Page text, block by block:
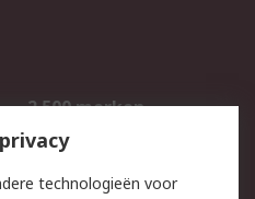
2.500 merken
Inkoopoplossingen
technologieën voor